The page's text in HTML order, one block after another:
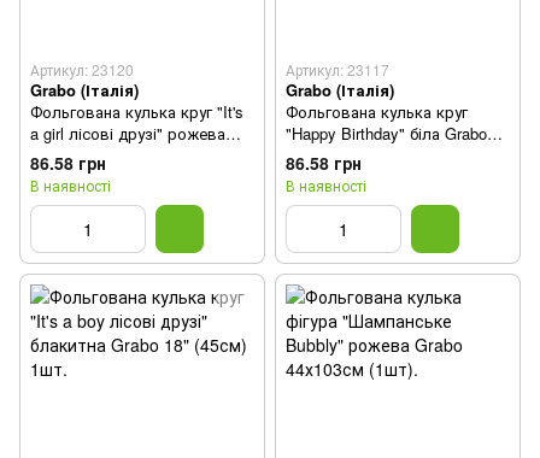
Артикул: 23120
Grabo (Італія)
Фольгована кулька круг "It's
a girl лісові друзі" рожева
Grabo 18" (45см) 1шт.
86.58 грн
В наявності
Артикул: 23117
Grabo (Італія)
Фольгована кулька круг
"Happy Birthday" біла Grabo
18" (45см) 1шт.
86.58 грн
В наявності